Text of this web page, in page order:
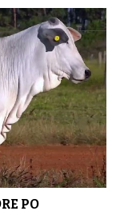
NELORE PO
NELORE PO
PO